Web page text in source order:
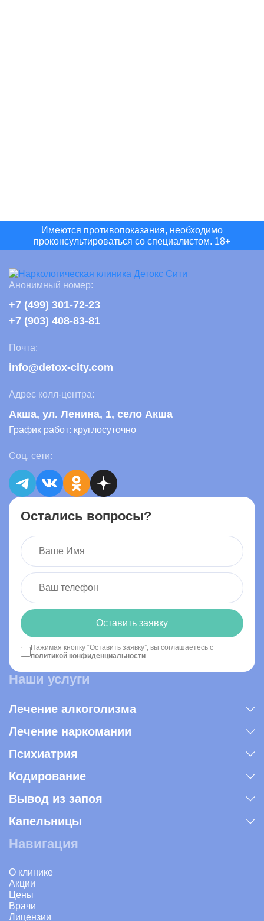
Имеются противопоказания, необходимо
проконсультироваться со специалистом. 18+
Остались вопросы?
Оставить заявку
Нажимая кнопку “Оставить заявку”, вы соглашаетесь с
политикой конфиденциальности
Наши услуги
Лечение алкоголизма
Лечение наркомании
Психиатрия
Кодирование
Вывод из запоя
Капельницы
Навигация
О клинике
Акции
Цены
Врачи
Лицензии
Анонимный номер:
+7 (499) 301-72-23
+7 (903) 408-83-81
Почта:
info@detox-city.com
Адрес колл-центра:
Акша, ул. Ленина, 1, село Акша
График работ: круглосуточно
Соц. сети: